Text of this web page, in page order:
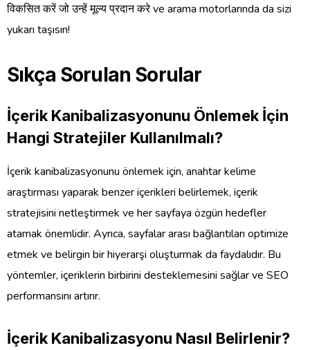
विकसित करें जो उन्हें मूल्य प्रदान करे ve arama motorlarında da sizi
yukarı taşısın!
Sıkça Sorulan Sorular
İçerik Kanibalizasyonunu Önlemek İçin
Hangi Stratejiler Kullanılmalı?
İçerik kanibalizasyonunu önlemek için, anahtar kelime
araştırması yaparak benzer içerikleri belirlemek, içerik
stratejisini netleştirmek ve her sayfaya özgün hedefler
atamak önemlidir. Ayrıca, sayfalar arası bağlantıları optimize
etmek ve belirgin bir hiyerarşi oluşturmak da faydalıdır. Bu
yöntemler, içeriklerin birbirini desteklemesini sağlar ve SEO
performansını artırır.
İçerik Kanibalizasyonu Nasıl Belirlenir?